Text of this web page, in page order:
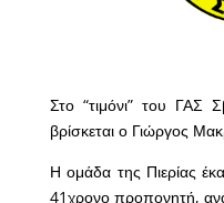
Στο “τιμόνι” του ΓΑΣ
βρίσκεται ο Γιώργος
Η ομάδα της Πιερίας
41χρονο προπονητή,